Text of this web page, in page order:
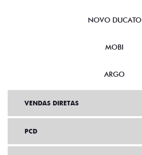
NOVO DUCATO
MOBI
ARGO
VENDAS DIRETAS
PCD